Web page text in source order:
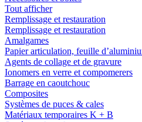
Tout afficher
Remplissage et restauration
Remplissage et restauration
Amalgames
Papier articulation, feuille
Agents de collage et de gravure
Ionomers en verre et compomerers
Barrage en caoutchouc
Composites
Systèmes de puces & cales
Matériaux temporaires K + B